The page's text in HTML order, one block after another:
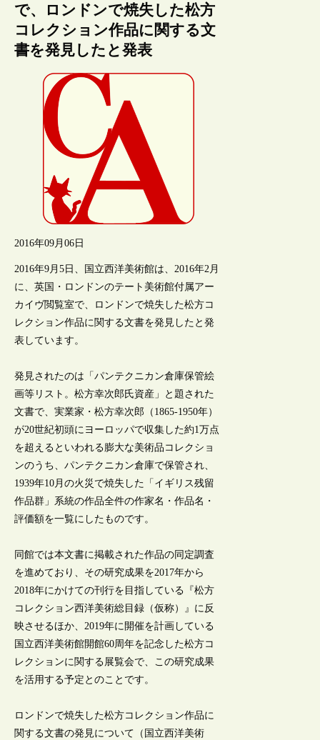
で、ロンドンで焼失した松方
コレクション作品に関する文
書を発見したと発表
2016年09月06日
2016年9月5日、国立西洋美術館は、2016年2月
に、英国・ロンドンのテート美術館付属アー
カイヴ閲覧室で、ロンドンで焼失した松方コ
レクション作品に関する文書を発見したと発
表しています。
発見されたのは「パンテクニカン倉庫保管絵
画等リスト。松方幸次郎氏資産」と題された
文書で、実業家・松方幸次郎（1865-1950年）
が20世紀初頭にヨーロッパで収集した約1万点
を超えるといわれる膨大な美術品コレクショ
ンのうち、パンテクニカン倉庫で保管され、
1939年10月の火災で焼失した「イギリス残留
作品群」系統の作品全件の作家名・作品名・
評価額を一覧にしたものです。
同館では本文書に掲載された作品の同定調査
を進めており、その研究成果を2017年から
2018年にかけての刊行を目指している『松方
コレクション西洋美術総目録（仮称）』に反
映させるほか、2019年に開催を計画している
国立西洋美術館開館60周年を記念した松方コ
レクションに関する展覧会で、この研究成果
を活用する予定とのことです。
ロンドンで焼失した松方コレクション作品に
関する文書の発見について（国立西洋美術